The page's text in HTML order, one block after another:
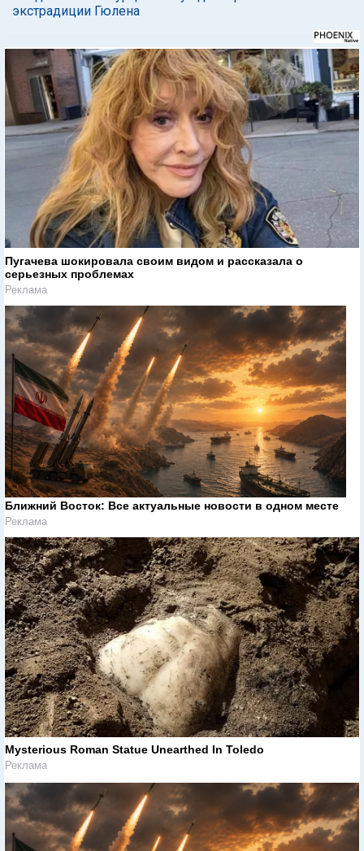
экстрадиции Гюлена
Пугачева шокировала своим видом и рассказала о
серьезных проблемах
Реклама
Ближний Восток: Все актуальные новости в одном месте
Реклама
Mysterious Roman Statue Unearthed In Toledo
Реклама